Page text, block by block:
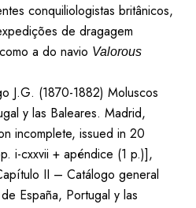
conquiliologistas britânicos,
de dragagem
a do navio Valorous
J.G. (1870-1882) Moluscos
y las Baleares. Madrid,
incomplete, issued in 20
i-cxxvii + apéndice (1 p.)],
II – Catálogo general
España, Portugal y las